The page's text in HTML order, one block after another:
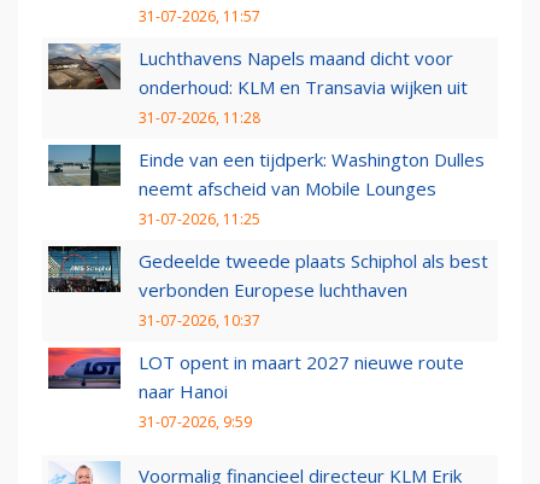
31-07-2026, 11:57
Luchthavens Napels maand dicht voor
onderhoud: KLM en Transavia wijken uit
31-07-2026, 11:28
Einde van een tijdperk: Washington Dulles
neemt afscheid van Mobile Lounges
31-07-2026, 11:25
Gedeelde tweede plaats Schiphol als best
verbonden Europese luchthaven
31-07-2026, 10:37
LOT opent in maart 2027 nieuwe route
naar Hanoi
31-07-2026, 9:59
Voormalig financieel directeur KLM Erik